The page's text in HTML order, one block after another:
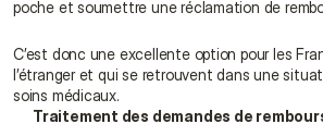
poche et soumettre une réclamation de
C’est donc une excellente option pour les
l’étranger et qui se retrouvent dans une
soins médicaux.
Traitement des demandes de